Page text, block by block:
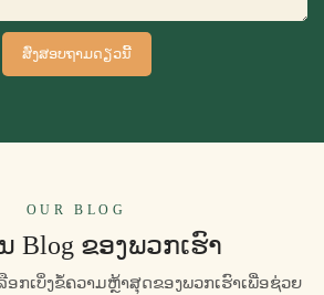
ສົ່ງສອບຖາມດຽວນີ້
OUR BLOG
Blog ຂອງພວກເຮົາ
ອກເບິ່ງຂໍ້ຄວາມຫຼ້າສຸດຂອງພວກເຮົາເພື່ອຊ່ວຍ